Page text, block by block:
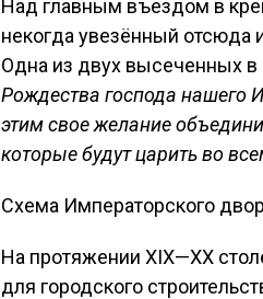
Над главным въездом в
некогда увезённый отсюда
Одна из двух высеченных в
Рождества господа нашего
этим свое желание
которые будут царить во
Схема Императорского
На протяжении XIX—XX
для городского